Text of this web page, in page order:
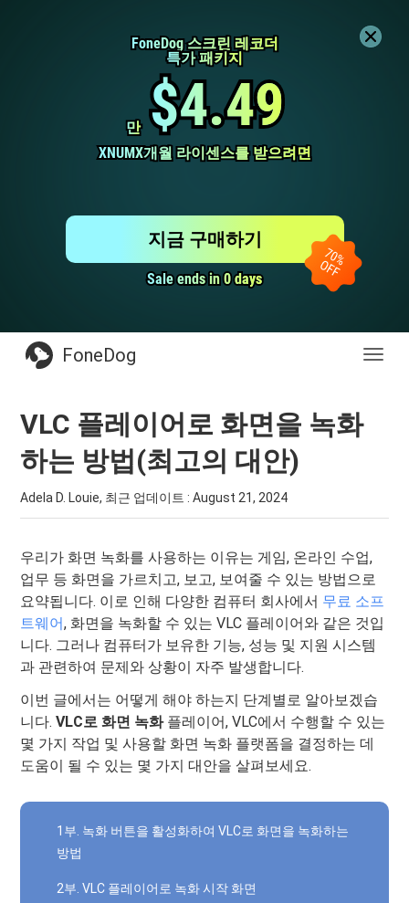
FoneDog 스크린 레코더
FoneDog 스크린 레코더
특가 패키지
특가 패키지
만
만 $4.49
$4.49
XNUMX개월 라이센스를 받으려면
XNUMX개월 라이센스를 받으려면
Sale ends in 0 days
Sale ends in 0 days
지금 구매하기
전
FoneDog
VLC 플레이어로 화면을 녹화
하는 방법(최고의 대안)
Adela D. Louie, 최근 업데이트 :August 21, 2024
우리가 화면 녹화를 사용하는 이유는 게임, 온라인 수업,
업무 등 화면을 가르치고, 보고, 보여줄 수 있는 방법으로
요약됩니다. 이로 인해 다양한 컴퓨터 회사에서 무료 소프
트웨어, 화면을 녹화할 수 있는 VLC 플레이어와 같은 것입
니다. 그러나 컴퓨터가 보유한 기능, 성능 및 지원 시스템
과 관련하여 문제와 상황이 자주 발생합니다.
이번 글에서는 어떻게 해야 하는지 단계별로 알아보겠습
니다.VLC로 화면 녹화플레이어, VLC에서 수행할 수 있는
몇 가지 작업 및 사용할 화면 녹화 플랫폼을 결정하는 데
도움이 될 수 있는 몇 가지 대안을 살펴보세요.
1부. 녹화 버튼을 활성화하여 VLC로 화면을 녹화하는
방법
2부. VLC 플레이어로 녹화 시작 화면